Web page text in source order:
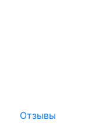
Отзывы